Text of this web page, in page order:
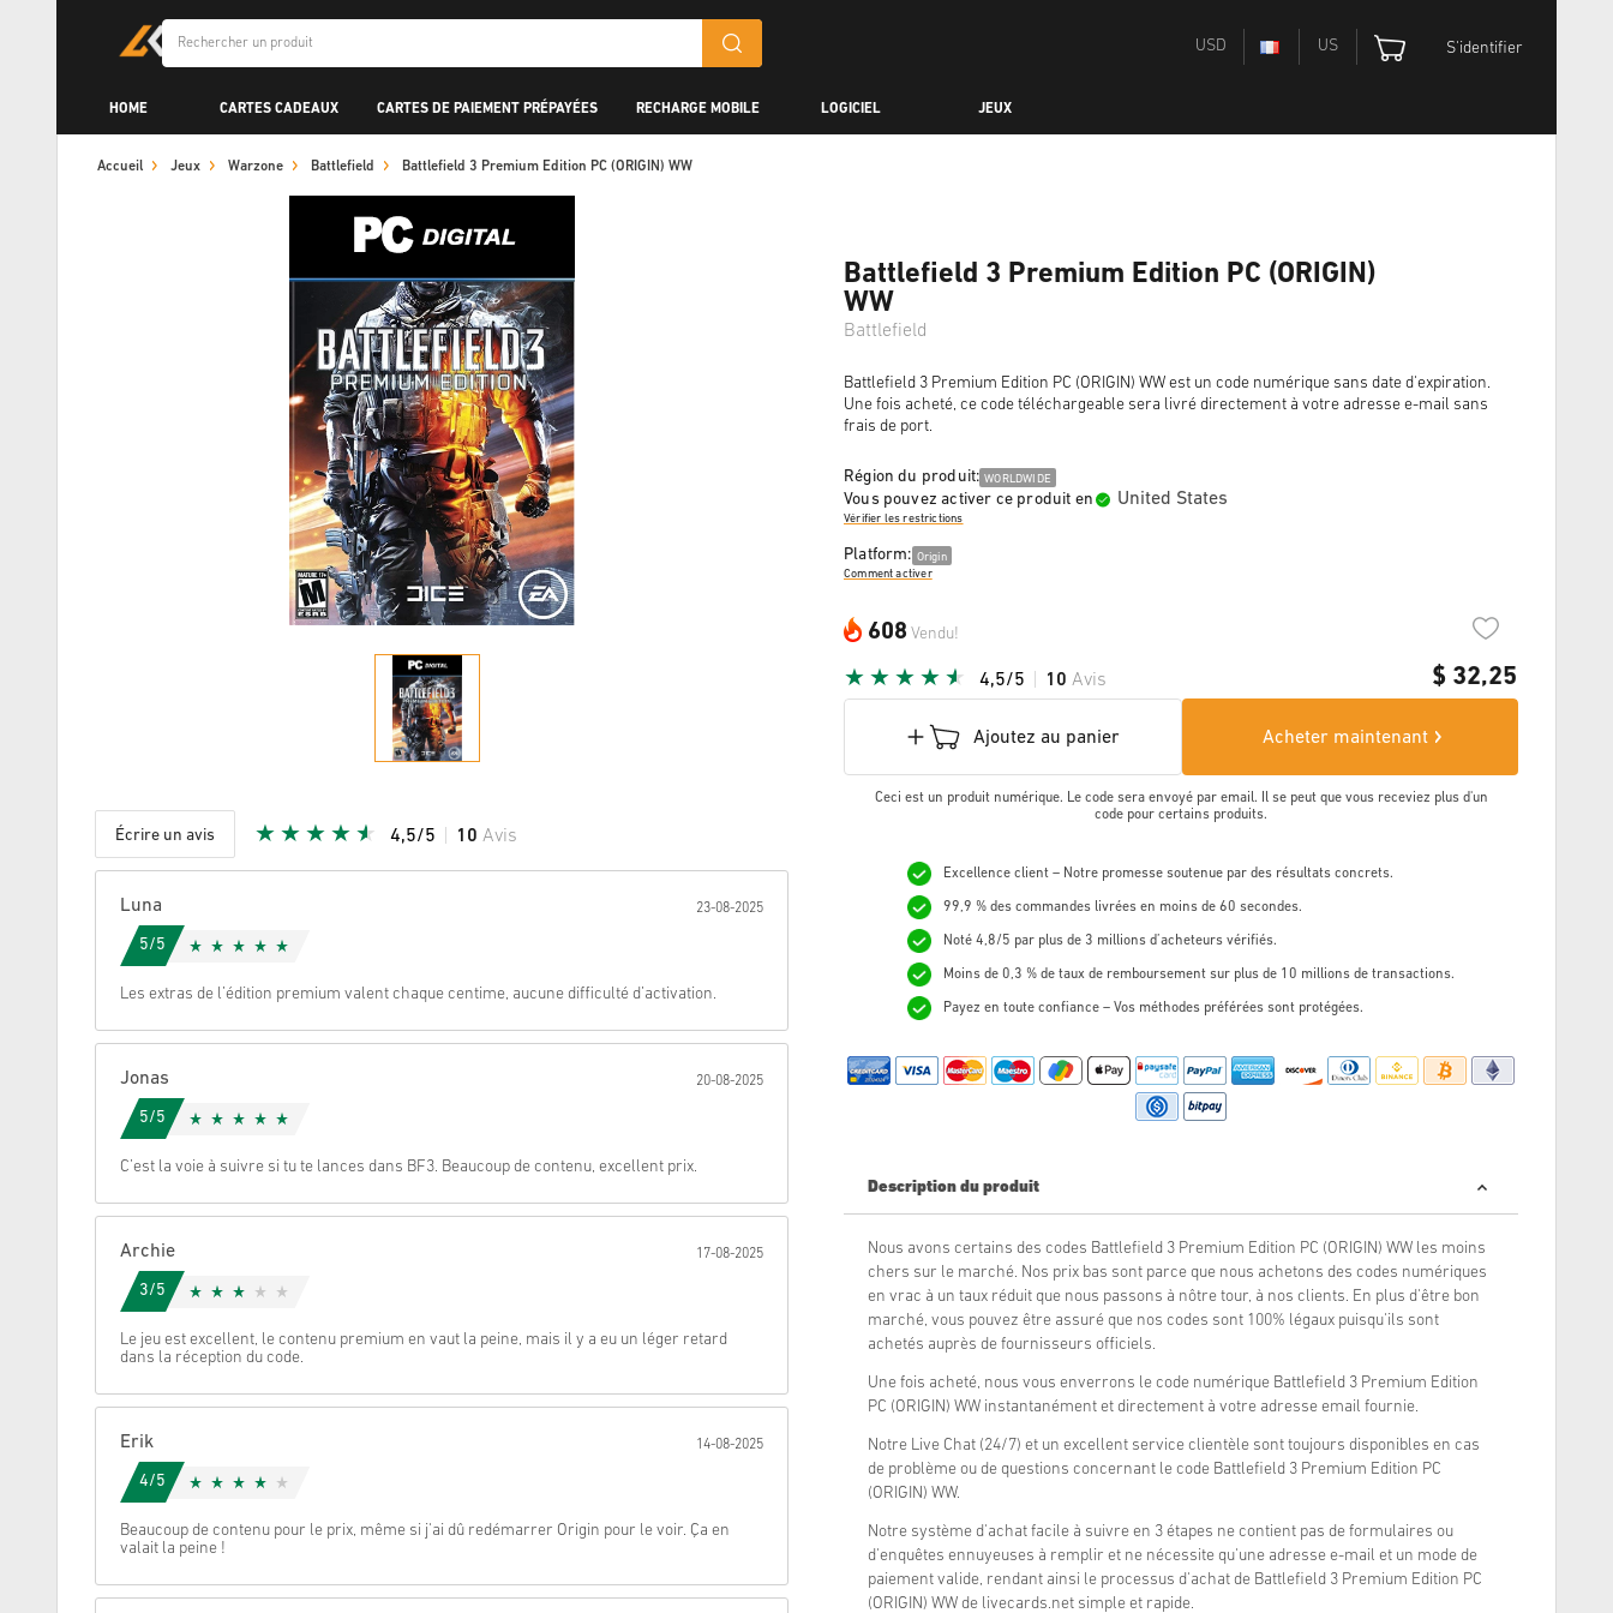
USD US S'identifier
HOME CARTES CADEAUX CARTES DE PAIEMENT PRÉPAYÉES RECHARGE MOBILE LOGICIEL JEUX
Accueil Jeux Warzone Battlefield Battlefield 3 Premium Edition PC (ORIGIN) WW
Écrire un avis 4,5/5 10 Avis
Annulez
Luna 23-08-2025
5/5
Les extras de l’édition premium valent chaque centime, aucune difficulté d’activation.
Jonas 20-08-2025
5/5
C’est la voie à suivre si tu te lances dans BF3. Beaucoup de contenu, excellent prix.
Archie 17-08-2025
3/5
Le jeu est excellent, le contenu premium en vaut la peine, mais il y a eu un léger retard
dans la réception du code.
Erik 14-08-2025
4/5
Beaucoup de contenu pour le prix, même si j'ai dû redémarrer Origin pour le voir. Ça en
valait la peine !
Battlefield 3 Premium Edition PC (ORIGIN)
WW
Battlefield
Battlefield 3 Premium Edition PC (ORIGIN) WW est un code numérique sans date d'expiration.
Une fois acheté, ce code téléchargeable sera livré directement à votre adresse e-mail sans
frais de port.
Région du produit: WORLDWIDE
Vous pouvez activer ce produit en United States
Vérifier les restrictions
Platform: Origin
Comment activer
608 Vendu!
$ 32,25
4,5/5 10 Avis
Ajoutez au panier Acheter maintenant
Ceci est un produit numérique. Le code sera envoyé par email. Il se peut que vous receviez plus d'un
code pour certains produits.
Excellence client – Notre promesse soutenue par des résultats concrets.
99,9 % des commandes livrées en moins de 60 secondes.
Noté 4,8/5 par plus de 3 millions d’acheteurs vérifiés.
Moins de 0,3 % de taux de remboursement sur plus de 10 millions de transactions.
Payez en toute confiance – Vos méthodes préférées sont protégées.
Description du produit
Nous avons certains des codes Battlefield 3 Premium Edition PC (ORIGIN) WW les moins
chers sur le marché. Nos prix bas sont parce que nous achetons des codes numériques
en vrac à un taux réduit que nous passons à nôtre tour, à nos clients. En plus d'être bon
marché, vous pouvez être assuré que nos codes sont 100% légaux puisqu'ils sont
achetés auprès de fournisseurs officiels.
Une fois acheté, nous vous enverrons le code numérique Battlefield 3 Premium Edition
PC (ORIGIN) WW instantanément et directement à votre adresse email fournie.
Notre Live Chat (24/7) et un excellent service clientèle sont toujours disponibles en cas
de problème ou de questions concernant le code Battlefield 3 Premium Edition PC
(ORIGIN) WW.
Notre système d'achat facile à suivre en 3 étapes ne contient pas de formulaires ou
d'enquêtes ennuyeuses à remplir et ne nécessite qu'une adresse e-mail et un mode de
paiement valide, rendant ainsi le processus d'achat de Battlefield 3 Premium Edition PC
(ORIGIN) WW de livecards.net simple et rapide.